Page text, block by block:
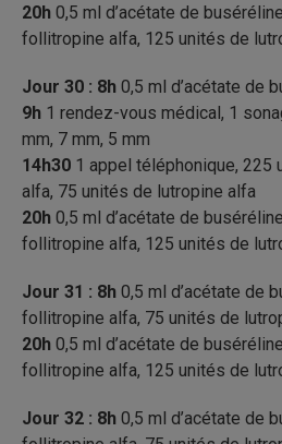
20h 0,5 ml d’acétate de
follitropine alfa, 125 unités de
Jour 30 : 8h 0,5 ml d’acétate de
9h 1 rendez-vous médical, 1
mm, 7 mm, 5 mm
14h30 1 appel téléphonique, 225
alfa, 75 unités de lutropine alfa
20h 0,5 ml d’acétate de
follitropine alfa, 125 unités de
Jour 31 : 8h 0,5 ml d’acétate de
follitropine alfa, 75 unités de
20h 0,5 ml d’acétate de
follitropine alfa, 125 unités de
Jour 32 : 8h 0,5 ml d’acétate de